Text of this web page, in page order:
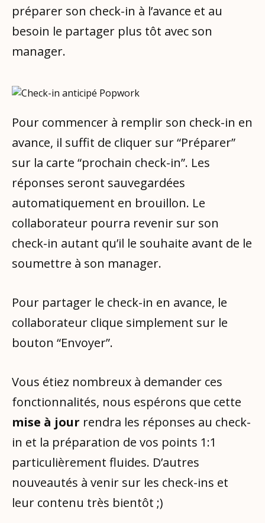
préparer son check-in à l’avance et au
besoin le partager plus tôt avec son
manager.
Pour commencer à remplir son check-in en
avance, il suffit de cliquer sur “Préparer”
sur la carte “prochain check-in”. Les
réponses seront sauvegardées
automatiquement en brouillon. Le
collaborateur pourra revenir sur son
check-in autant qu’il le souhaite avant de le
soumettre à son manager.
Pour partager le check-in en avance, le
collaborateur clique simplement sur le
bouton “Envoyer”.
Vous étiez nombreux à demander ces
fonctionnalités, nous espérons que cette
mise à jour rendra les réponses au check-
in et la préparation de vos points 1:1
particulièrement fluides. D’autres
nouveautés à venir sur les check-ins et
leur contenu très bientôt ;)